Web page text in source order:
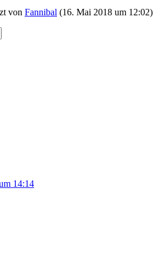
von Fannibal (16. Mai 2018 um 12:02)
14:14